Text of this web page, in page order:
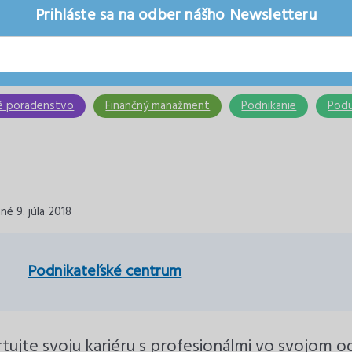
Prihláste sa na odber nášho Newsletteru
poradenstvo Finančný manažment Podnikanie
9. júla 2018
Podnikateľské centrum